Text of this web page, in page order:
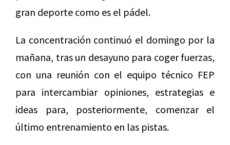
gran deporte como es el pádel.
La concentración continuó el domingo por la
mañana, tras un desayuno para coger fuerzas,
con una reunión con el equipo técnico FEP
para intercambiar opiniones, estrategias e
ideas para, posteriormente, comenzar el
último entrenamiento en las pistas.